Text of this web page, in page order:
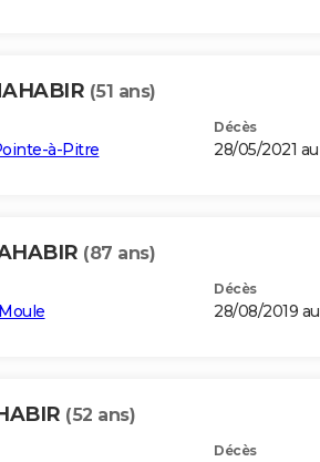
(51 ans)
à-Pitre
Décès
28/05/2021 au
(87 ans)
Moule
Décès
28/08/2019 au
(52 ans)
Décès